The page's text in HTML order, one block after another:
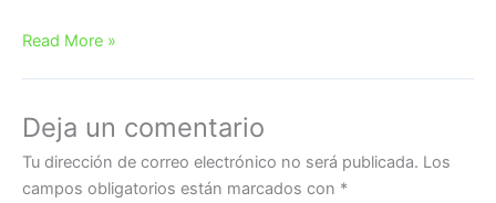
Read More »
Deja un comentario
Tu dirección de correo electrónico no será publicada. Los
campos obligatorios están marcados con *